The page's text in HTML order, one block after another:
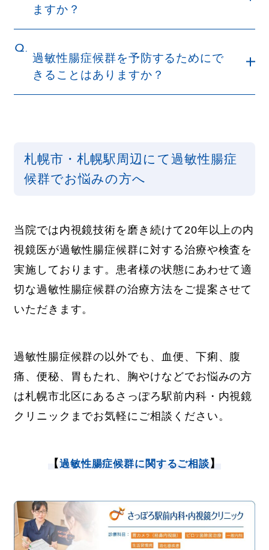
ますか？
Q.
過敏性腸症候群を予防するためにで
きることはありますか？
札幌市・札幌駅周辺にて過敏性腸症
候群でお悩みの方へ
当院では内視鏡技術を磨き続けて20年以上の内
視鏡医が過敏性腸症候群に対する治療や検査を
実施しております。患者様の状態にあわせて適
切な過敏性腸症候群の治療方法をご提案させて
いただきます。
過敏性腸症候群の以外でも、血便、下痢、腹
痛、便秘、胃もたれ、胸やけなどでお悩みの方
は札幌市北区にあるさっぽろ駅前内科・内視鏡
クリニックまでお気軽にご相談ください。
【過敏性腸症候群に関するご相談】